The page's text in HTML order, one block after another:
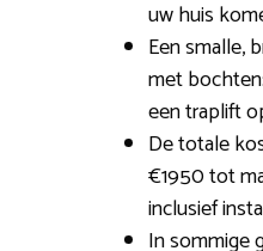
uw huis
Een smalle,
met
een traplift
De totale
€1950 tot
inclusief
In sommige